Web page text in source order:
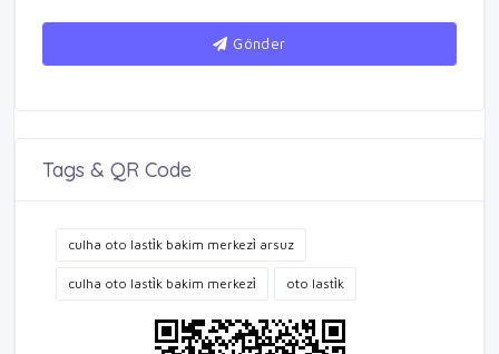
Gönder
Tags & QR Code
culha oto lasti̇k bakim merkezi̇ arsuz
culha oto lasti̇k bakim merkezi̇ oto lasti̇k